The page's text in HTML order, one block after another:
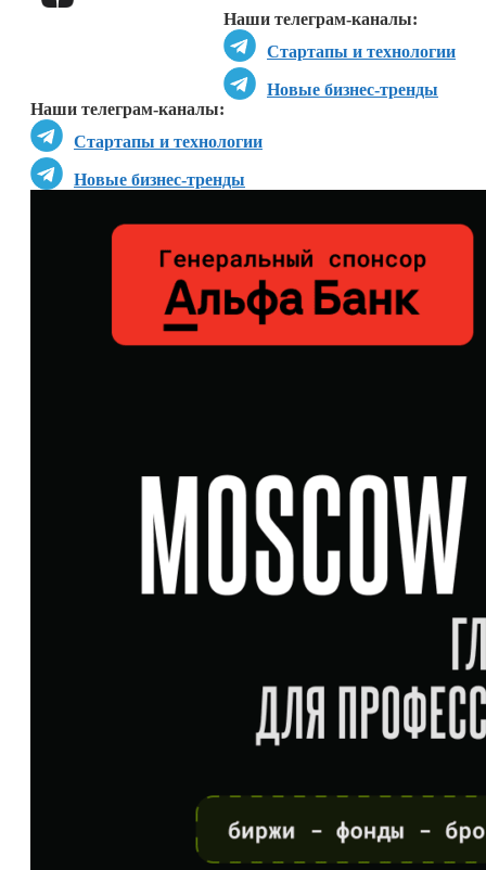
Наши телеграм-каналы:
Стартапы и технологии
Новые бизнес-тренды
Наши телеграм-каналы:
Стартапы и технологии
Новые бизнес-тренды